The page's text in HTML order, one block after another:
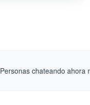
Personas chateando ahora